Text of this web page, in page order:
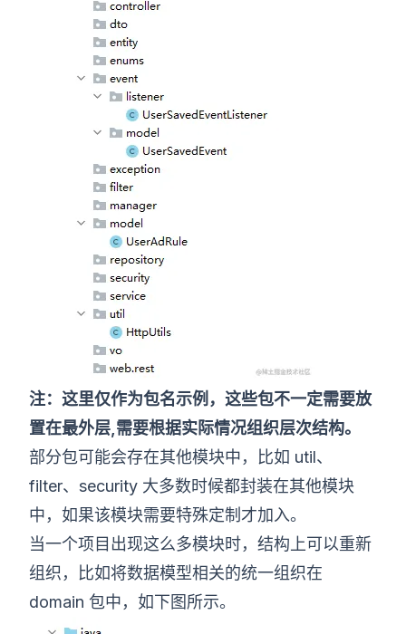
注：这里仅作为包名示例，这些包不一定需要放
置在最外层,需要根据实际情况组织层次结构。
部分包可能会存在其他模块中，比如 util、
filter、security 大多数时候都封装在其他模块
中，如果该模块需要特殊定制才加入。
当一个项目出现这么多模块时，结构上可以重新
组织，比如将数据模型相关的统一组织在
domain 包中，如下图所示。